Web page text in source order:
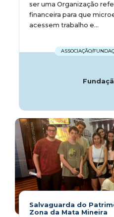
ser uma Organização
financeira para que
acessem trabalho e...
ASSOCIAÇÃO/
Salvaguarda do
Zona da Mata Mineira